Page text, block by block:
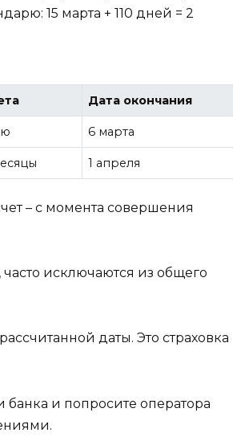
15 марта + 110 дней = 2
Дата окончания
6 марта
1 апреля
– с момента совершения
исключаются из общего
даты. Это страховка
и попросите оператора